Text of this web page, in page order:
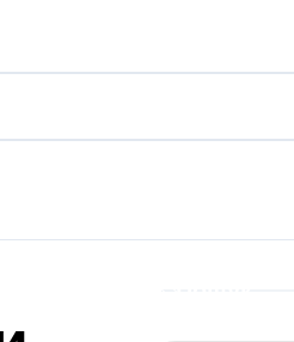
зони «Вербне»
в Київському регіоні
на Київщині